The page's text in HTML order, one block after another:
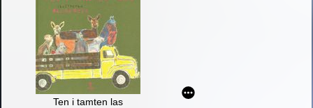
Ten i tamten las